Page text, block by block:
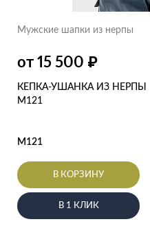
Мужские шапки из нерпы
от 15 500 ₽
КЕПКА-УШАНКА ИЗ НЕРПЫ
M121
M121
В КОРЗИНУ
В 1 КЛИК